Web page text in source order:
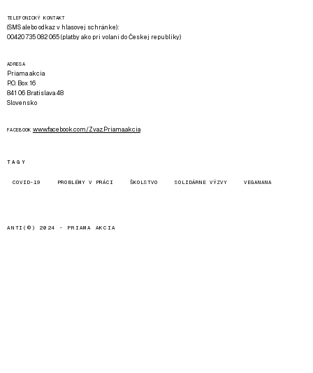
TELEFONICKÝ KONTAKT
(SMS alebo odkaz v hlasovej schránke):
00420 735 082 065 (platby ako pri volaní do Českej republiky)
ADRESA
Priama akcia
P.O. Box 16
841 06 Bratislava 48
Slovensko
FACEBOOK www.facebook.com/Zvaz.Priama.akcia
TAGY
COVID-19 PROBLÉMY V PRÁCI ŠKOLSTVO SOLIDÁRNE VÝZVY VEGANANA
ANTI(©) 2024 - PRIAMA AKCIA